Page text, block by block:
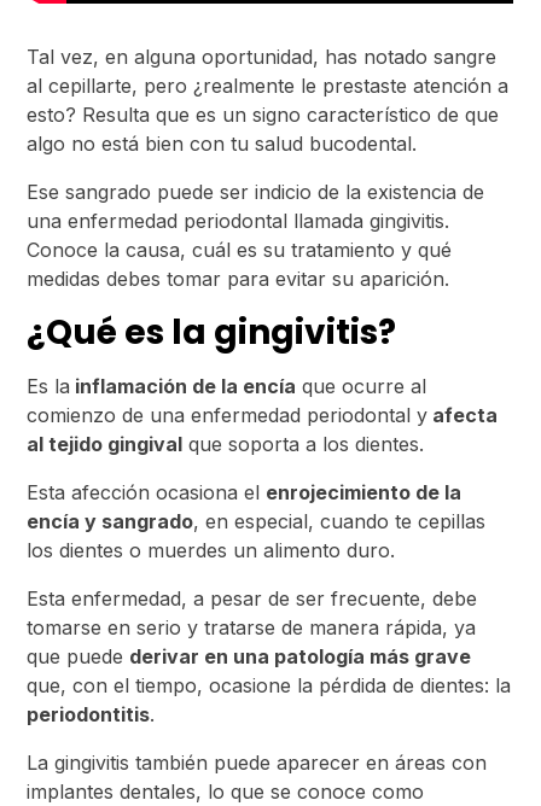
Tal vez, en alguna oportunidad, has notado sangre
al cepillarte, pero ¿realmente le prestaste atención a
esto? Resulta que es un signo característico de que
algo no está bien con tu salud bucodental.
Ese sangrado puede ser indicio de la existencia de
una enfermedad periodontal llamada gingivitis.
Conoce la causa, cuál es su tratamiento y qué
medidas debes tomar para evitar su aparición.
¿Qué es la gingivitis?
Es la inflamación de la encía que ocurre al
comienzo de una enfermedad periodontal y afecta
al tejido gingival que soporta a los dientes.
Esta afección ocasiona el enrojecimiento de la
encía y sangrado, en especial, cuando te cepillas
los dientes o muerdes un alimento duro.
Esta enfermedad, a pesar de ser frecuente, debe
tomarse en serio y tratarse de manera rápida, ya
que puede derivar en una patología más grave
que, con el tiempo, ocasione la pérdida de dientes: la
periodontitis.
La gingivitis también puede aparecer en áreas con
implantes dentales, lo que se conoce como